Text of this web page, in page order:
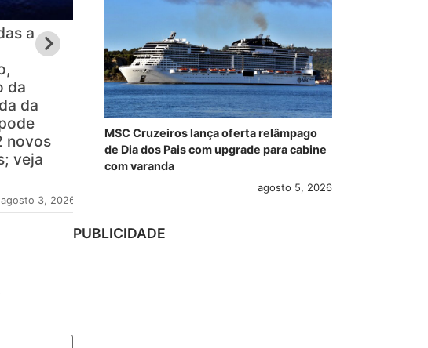
a
da
da
novos
veja
agosto 3, 2026
Costa Cruzeiros
participa de leilão
do Instituto
Neymar Jr. com
doação de
cruzeiro pela
Europa
agosto 3, 2026
CLIA no Brasil
encerra série de
reuniões pós-
temporada
2025/2026 em dez
destinos de
cruzeiros
MSC Cruzeiros lança oferta relâmpago
de Dia dos Pais com upgrade para cabine
com varanda
agosto 5, 2026
PUBLICIDADE